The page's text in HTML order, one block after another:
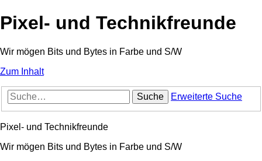
Pixel- und Technikfreunde
Wir mögen Bits und Bytes in Farbe und S/W
Zum Inhalt
Suche Erweiterte Suche
Pixel- und Technikfreunde
Wir mögen Bits und Bytes in Farbe und S/W